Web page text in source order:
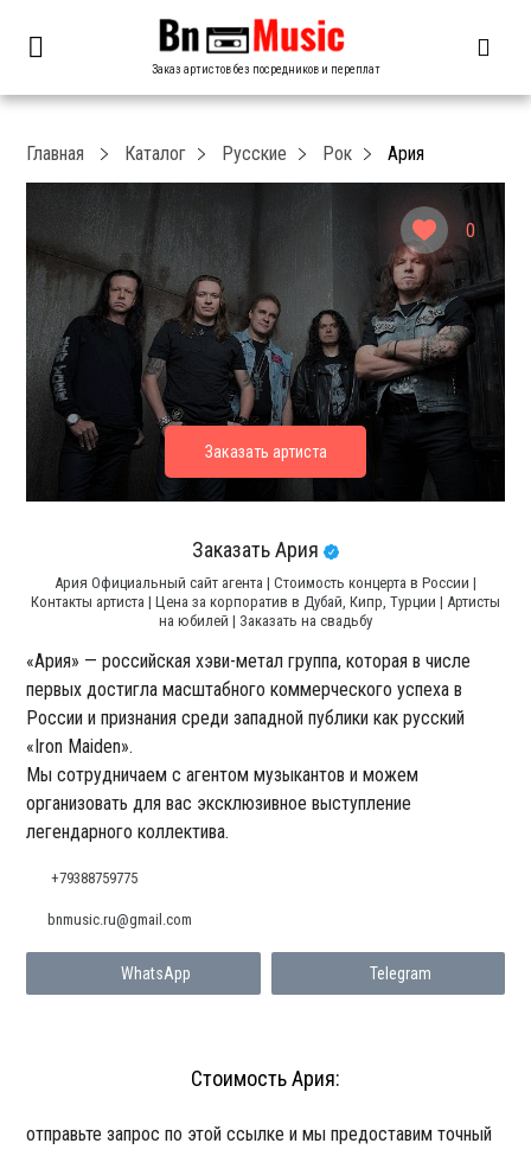
Заказ артистов без посредников и переплат
0
Главная Каталог Русские Рок Ария
Заказать Ария
Ария Официальный сайт агента | Стоимость концерта в России |
Контакты артиста | Цена за корпоратив в Дубай, Кипр, Турции | Артисты
на юбилей | Заказать на свадьбу
«Ария» — российская хэви-метал группа, которая в числе
первых достигла масштабного коммерческого успеха в
России и признания среди западной публики как русский
«Iron Maiden».
Мы сотрудничаем с агентом музыкантов и можем
организовать для вас эксклюзивное выступление
легендарного коллектива.
+79388759775
WhatsApp Telegram
bnmusic.ru@gmail.com
Стоимость Ария:
отправьте запрос по этой ссылке и мы предоставим точный